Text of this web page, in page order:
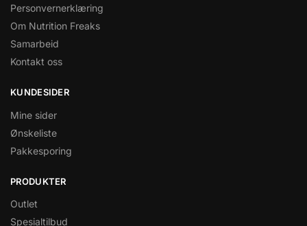
Personvernerklæring
Om Nutrition Freaks
Samarbeid
Kontakt oss
KUNDESIDER
Mine sider
Ønskeliste
Pakkesporing
PRODUKTER
Outlet
Spesialtilbud